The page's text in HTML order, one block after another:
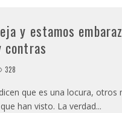
y estamos
contras
328
que es una locura, otros
han visto. La verdad...